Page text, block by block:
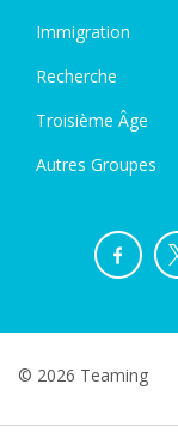
Immigration
Recherche
Troisième Âge
Autres Groupes
© 2026 Teaming